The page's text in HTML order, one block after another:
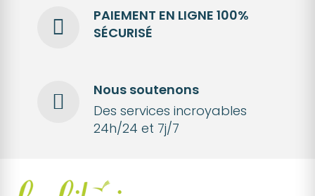
PAIEMENT EN LIGNE 100%
SÉCURISÉ
Nous soutenons
Des services incroyables
24h/24 et 7j/7